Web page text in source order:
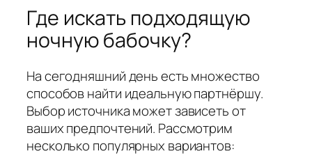
Где искать подходящую
ночную бабочку?
На сегодняшний день есть множество
способов найти идеальную партнёршу.
Выбор источника может зависеть от
ваших предпочтений. Рассмотрим
несколько популярных вариантов: